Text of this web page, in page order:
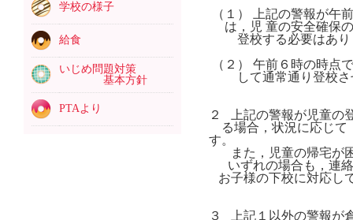
学校の様子
給食
いじめ問題対策
基本方針
PTAより
（１） 上記の警報が
は，児 童の安全確保
登校する必要はありま
（２） 午前６時の時点
して通常通り登校さ
２ 上記の警報が児童の
る場合，状況に応じて
す
また，児童の帰宅が困
いずれの場合も，連絡
お子様の下校に対応し
３ 上記１以外の警報が